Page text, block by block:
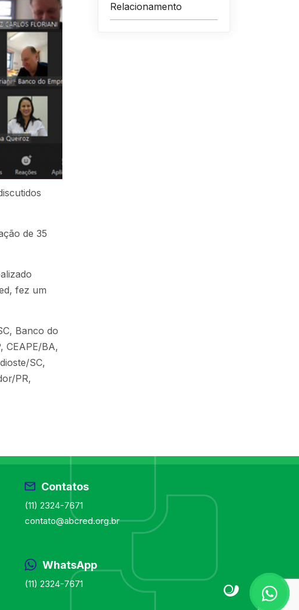
de 35
fez um
Banco do
CEAPE/BA,
SC,
PR,
Relacionamento
Contatos
(11) 2324-7671
contato@abcred.org.br
WhatsApp
(11) 2324-7671